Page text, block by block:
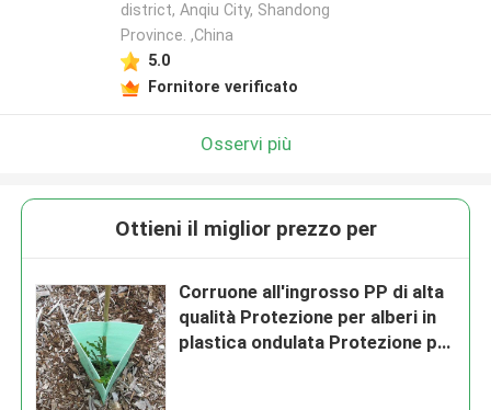
district, Anqiu City, Shandong
Province. ,China
5.0
Fornitore verificato
Osservi più
Ottieni il miglior prezzo per
Corruone all'ingrosso PP di alta
qualità Protezione per alberi in
plastica ondulata Protezione per